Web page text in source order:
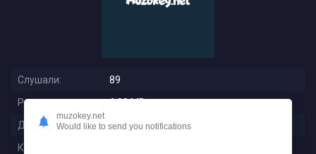
Слушали:
89
Размер:
6.88 MB
Длительность:
2:59
Качество:
muzokey.net
Would like to send you notifications